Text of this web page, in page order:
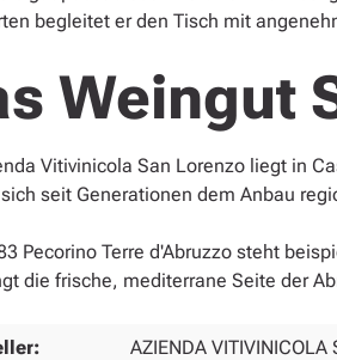
begleitet er den Tisch mit
Weingut
Vitivinicola San Lorenzo liegt in
seit Generationen dem Anbau
Pecorino Terre d'Abruzzo steht
die frische, mediterrane Seite der
AZIENDA